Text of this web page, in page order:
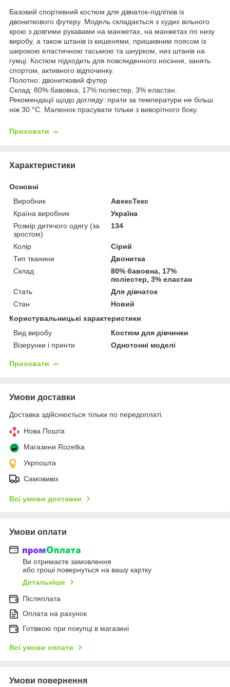
Базовий спортивний костюм для дівчаток-підлітків із
двониткового футеру. Модель складається з худих вільного
крою з довгими рукавами на манжетах, на манжетах по низу
виробу, а також штанів із кишенями, пришивним поясом із
широкою еластичною тасьмою та шнурком, низ штанів на
гумці. Костюм підходить для повсякденного носіння, занять
спортом, активного відпочинку.
Полотно: двонитковий футер
Склад: 80% бавовна, 17% поліестер, 3% еластан.
Рекомендації щодо догляду: прати за температури не більш
ніж 30 °C. Малюнок прасувати тільки з виворітного боку.
Приховати
Характеристики
Основні
Виробник
АвексТекс
Країна виробник
Україна
Розмір дитячого одягу (за
зростом)
134
Колір
Сірий
Тип тканини
Двонитка
Склад
80% бавовна, 17%
поліестер, 3% еластан
Стать
Для дівчаток
Стан
Новий
Користувальницькі характеристики
Вид виробу
Костюм для дівчинки
Візерунки і принти
Однотонні моделі
Приховати
Умови доставки
Доставка здійснюється тільки по передоплаті.
Нова Пошта
Магазини Rozetka
Укрпошта
Самовивіз
Всі умови доставки
Умови оплати
Ви отримаєте замовлення
або гроші повернуться на вашу картку
Детальніше
Післяплата
Оплата на рахунок
Готівкою при покупці в магазині
Всі умови оплати
Умови повернення